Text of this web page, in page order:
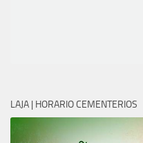
LAJA | HORARIO CEMENTERIOS